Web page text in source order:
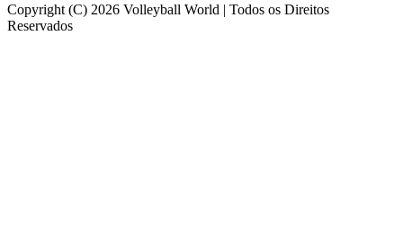
Copyright (C) 2026 Volleyball World | Todos os Direitos
Reservados